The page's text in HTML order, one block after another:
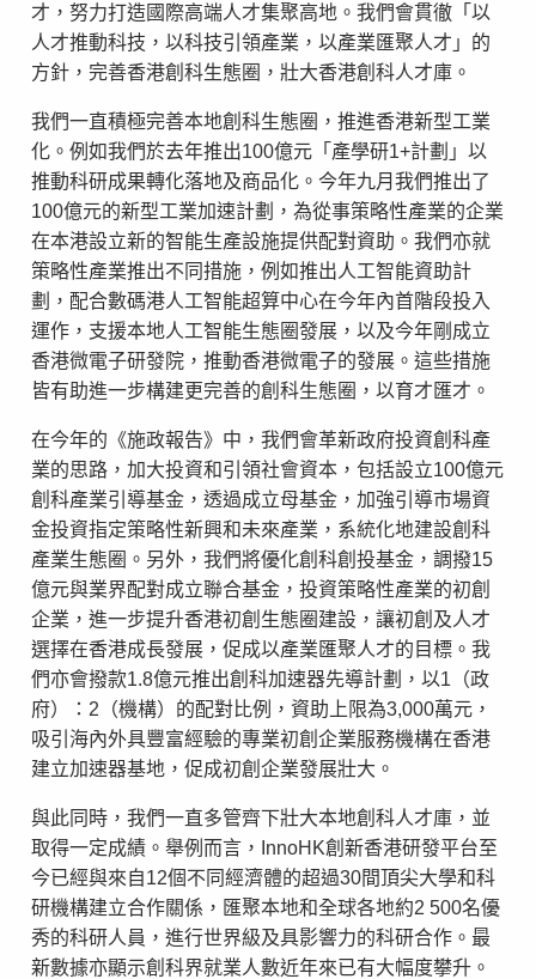
才，努力打造國際高端人才集聚高地。我們會貫徹「以
人才推動科技，以科技引領產業，以產業匯聚人才」的
方針，完善香港創科生態圈，壯大香港創科人才庫。
我們一直積極完善本地創科生態圈，推進香港新型工業
化。例如我們於去年推出100億元「產學研1+計劃」以
推動科研成果轉化落地及商品化。今年九月我們推出了
100億元的新型工業加速計劃，為從事策略性產業的企業
在本港設立新的智能生產設施提供配對資助。我們亦就
策略性產業推出不同措施，例如推出人工智能資助計
劃，配合數碼港人工智能超算中心在今年內首階段投入
運作，支援本地人工智能生態圈發展，以及今年剛成立
香港微電子研發院，推動香港微電子的發展。這些措施
皆有助進一步構建更完善的創科生態圈，以育才匯才。
在今年的《施政報告》中，我們會革新政府投資創科產
業的思路，加大投資和引領社會資本，包括設立100億元
創科產業引導基金，透過成立母基金，加強引導市場資
金投資指定策略性新興和未來產業，系統化地建設創科
產業生態圈。另外，我們將優化創科創投基金，調撥15
億元與業界配對成立聯合基金，投資策略性產業的初創
企業，進一步提升香港初創生態圈建設，讓初創及人才
選擇在香港成長發展，促成以產業匯聚人才的目標。我
們亦會撥款1.8億元推出創科加速器先導計劃，以1（政
府）：2（機構）的配對比例，資助上限為3,000萬元，
吸引海內外具豐富經驗的專業初創企業服務機構在香港
建立加速器基地，促成初創企業發展壯大。
與此同時，我們一直多管齊下壯大本地創科人才庫，並
取得一定成績。舉例而言，InnoHK創新香港研發平台至
今已經與來自12個不同經濟體的超過30間頂尖大學和科
研機構建立合作關係，匯聚本地和全球各地約2 500名優
秀的科研人員，進行世界級及具影響力的科研合作。最
新數據亦顯示創科界就業人數近年來已有大幅度攀升。